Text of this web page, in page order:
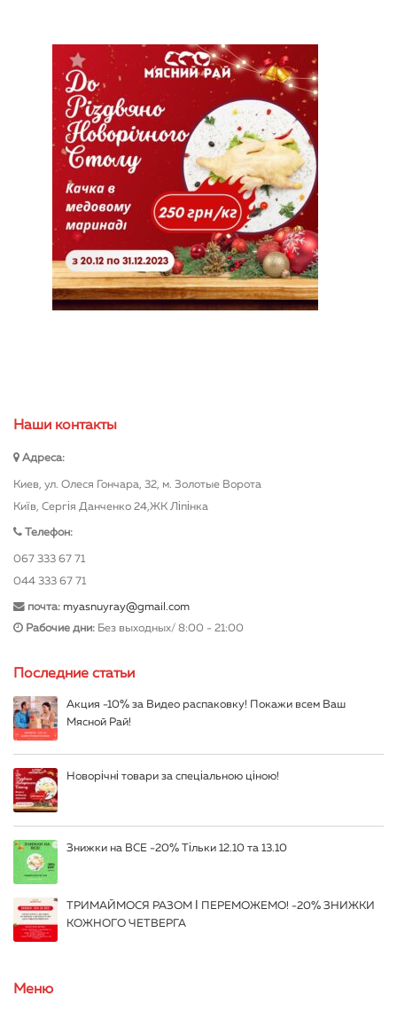
Наши контакты
Адреса:
Киев, ул. Олеся Гончара, 32, м. Золотые Ворота
Київ, Сергія Данченко 24,ЖК Ліпінка
Телефон:
067 333 67 71
044 333 67 71
почта: myasnuyray@gmail.com
Рабочие дни: Без выходных/ 8:00 - 21:00
Последние статьи
Акция -10% за Видео распаковку! Покажи всем Ваш
Мясной Рай!
Новорічні товари за спеціальною ціною!
Знижки на ВСЕ -20% Тільки 12.10 та 13.10
ТРИМАЙМОСЯ РАЗОМ І ПЕРЕМОЖЕМО! -20% ЗНИЖКИ
КОЖНОГО ЧЕТВЕРГА
Меню